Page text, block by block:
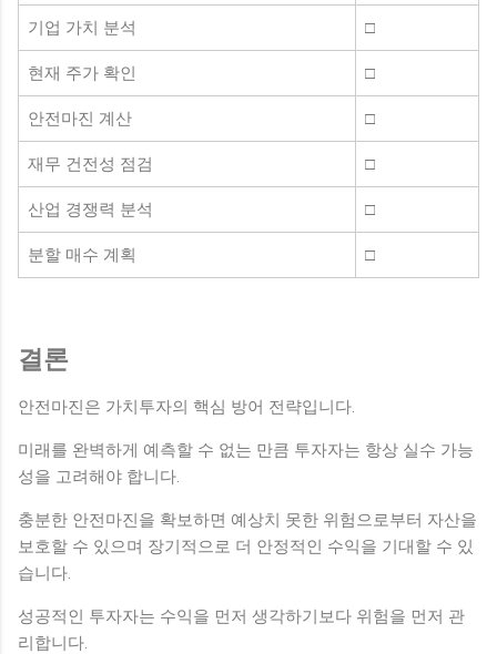
기업 가치 분석 □
현재 주가 확인 □
안전마진 계산 □
재무 건전성 점검 □
산업 경쟁력 분석 □
분할 매수 계획 □
결론
안전마진은 가치투자의 핵심 방어 전략입니다.
미래를 완벽하게 예측할 수 없는 만큼 투자자는 항상 실수 가능
성을 고려해야 합니다.
충분한 안전마진을 확보하면 예상치 못한 위험으로부터 자산을
보호할 수 있으며 장기적으로 더 안정적인 수익을 기대할 수 있
습니다.
성공적인 투자자는 수익을 먼저 생각하기보다 위험을 먼저 관
리합니다.